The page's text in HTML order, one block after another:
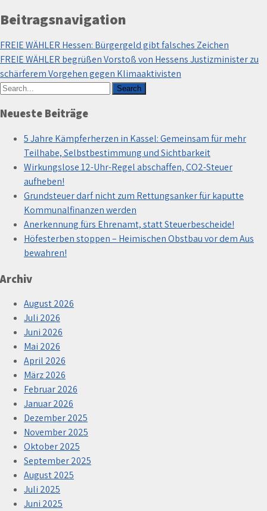
Beitragsnavigation
FREIE WÄHLER Hessen: Bürgergeld gibt falsches Zeichen
FREIE WÄHLER begrüßen Vorstoß von Hessens Justizminister zu
schärferem Vorgehen gegen Klimaaktivisten
Neueste Beiträge
5 Jahre Kämpferherzen in Kassel: Gemeinsam für mehr
Teilhabe, Selbstbestimmung und Sichtbarkeit
Wirkungslose 12-Uhr-Regel abschaffen, CO2-Steuer
aufheben!
Grundsteuer darf nicht zum Rettungsanker für kaputte
Kommunalfinanzen werden
Anerkennung fürs Ehrenamt, statt Steuerbescheide!
Höfesterben stoppen – Heimischen Obstbau vor dem Aus
bewahren!
Archiv
August 2026
Juli 2026
Juni 2026
Mai 2026
April 2026
März 2026
Februar 2026
Januar 2026
Dezember 2025
November 2025
Oktober 2025
September 2025
August 2025
Juli 2025
Juni 2025